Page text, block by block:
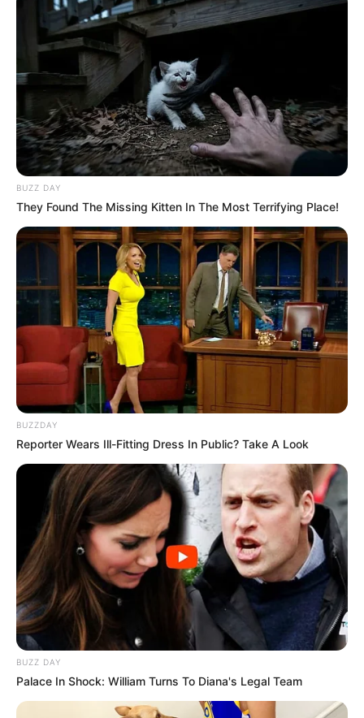
BUZZ DAY
They Found The Missing Kitten In The Most Terrifying Place!
BUZZDAY
Reporter Wears Ill-Fitting Dress In Public? Take A Look
BUZZ DAY
Palace In Shock: William Turns To Diana's Legal Team